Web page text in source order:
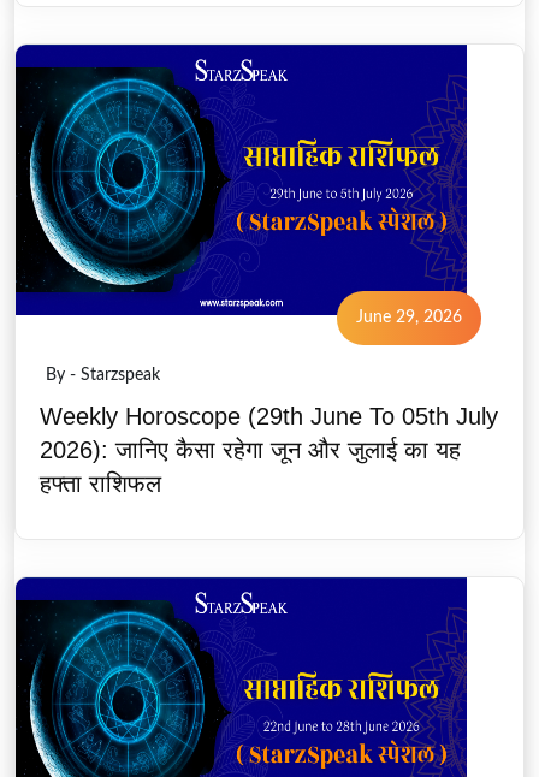
June 29, 2026
By - Starzspeak
Weekly Horoscope (29th June To 05th July
2026): जानिए कैसा रहेगा जून और जुलाई का यह
हफ्ता राशिफल